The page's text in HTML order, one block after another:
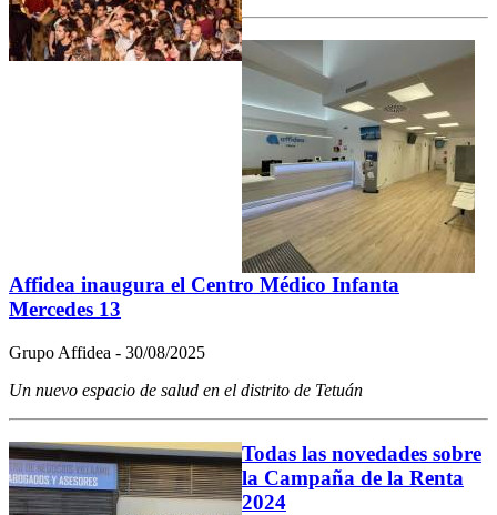
Affidea inaugura el Centro Médico Infanta
Mercedes 13
Grupo Affidea - 30/08/2025
Un nuevo espacio de salud en el distrito de Tetuán
Todas las novedades sobre
la Campaña de la Renta
2024